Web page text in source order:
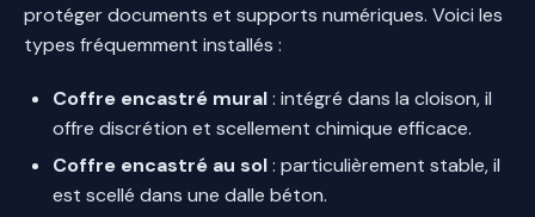
protéger documents et supports numériques. Voici les
types fréquemment installés :
Coffre encastré mural: intégré dans la cloison, il
offre discrétion et scellement chimique efficace.
Coffre encastré au sol: particulièrement stable, il
est scellé dans une dalle béton.